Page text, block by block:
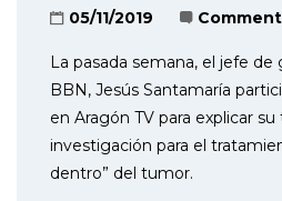
05/11/2019
La pasada semana, el jefe de
BBN, Jesús Santamaría
en Aragón TV para explicar su
investigación para el
dentro” del tumor.